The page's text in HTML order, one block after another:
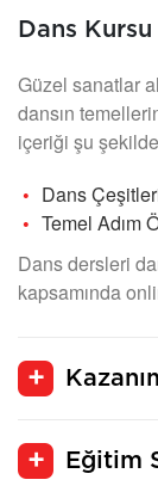
Dans Kursu
Güzel sanatlar
dansın
içeriği şu
Dans
Temel Adım
Dans dersleri
kapsamında
Eğitim